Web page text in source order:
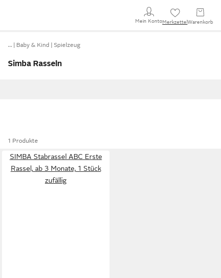
Mein KontoMerkzettel Warenkorb
… Baby & Kind Spielzeug
Simba Rasseln
1 Produkte
SIMBA Stabrassel ABC Erste
Rassel, ab 3 Monate, 1 Stück
zufällig